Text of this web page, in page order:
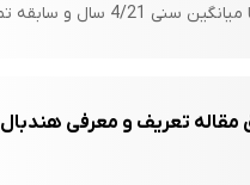
21 سال و سابقه تمرین ...
مقاله تعریف و معرفی هندبال